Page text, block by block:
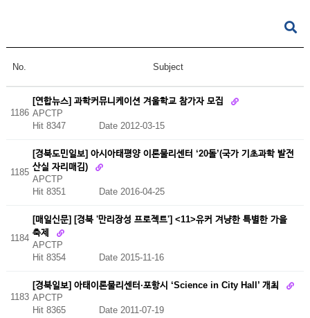
No. Subject
1186
[연합뉴스] 과학커뮤니케이션 겨울학교 참가자 모집
APCTP
Hit 8347
Date 2012-03-15
1185
[경북도민일보] 아시아태평양 이론물리센터 ‘20돌’(국가 기초과학 발전
산실 자리매김)
APCTP
Hit 8351 Date 2016-04-25
1184
[매일신문] [경북 '만리장성 프로젝트'] <11>유커 겨냥한 특별한 가을
축제
APCTP
Hit 8354 Date 2015-11-16
1183
[경북일보] 아태이론물리센터·포항시 ‘Science in City Hall’ 개최
APCTP
Hit 8365
Date 2011-07-19